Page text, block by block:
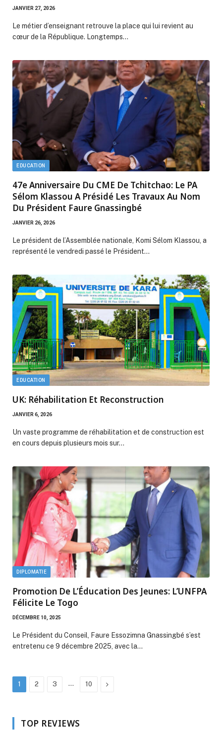
JANVIER 27, 2026
Le métier d’enseignant retrouve la place qui lui revient au
cœur de la République. Longtemps…
EDUCATION
47e Anniversaire Du CME De Tchitchao: Le PA
Sélom Klassou A Présidé Les Travaux Au Nom
Du Président Faure Gnassingbé
JANVIER 26, 2026
Le président de l’Assemblée nationale, Komi Sélom Klassou, a
représenté le vendredi passé le Président…
EDUCATION
UK: Réhabilitation Et Reconstruction
JANVIER 6, 2026
Un vaste programme de réhabilitation et de construction est
en cours depuis plusieurs mois sur…
DIPLOMATIE
Promotion De L’Éducation Des Jeunes: L’UNFPA
Félicite Le Togo
DÉCEMBRE 10, 2025
Le Président du Conseil, Faure Essozimna Gnassingbé s’est
entretenu ce 9 décembre 2025, avec la…
1 2 3 … 10 Next
TOP REVIEWS